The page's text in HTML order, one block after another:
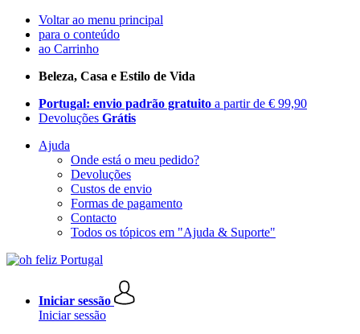
Voltar ao menu principal
para o conteúdo
ao Carrinho
Beleza, Casa e Estilo de Vida
Portugal: envio padrão gratuito a partir de € 99,90
Devoluções Grátis
Ajuda
Onde está o meu pedido?
Devoluções
Custos de envio
Formas de pagamento
Contacto
Todos os tópicos em "Ajuda & Suporte"
Iniciar sessão
Iniciar sessão